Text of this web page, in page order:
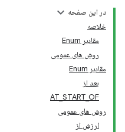
در این صفحه
خلاصه
مقادیر Enum
روش های عمومی
مقادیر Enum
بعد از
AT_START_OF
روش های عمومی
ارزش از